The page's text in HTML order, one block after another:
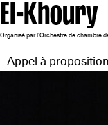
El-Khoury
Organisé par l'Orchestre de chambre
Appel à